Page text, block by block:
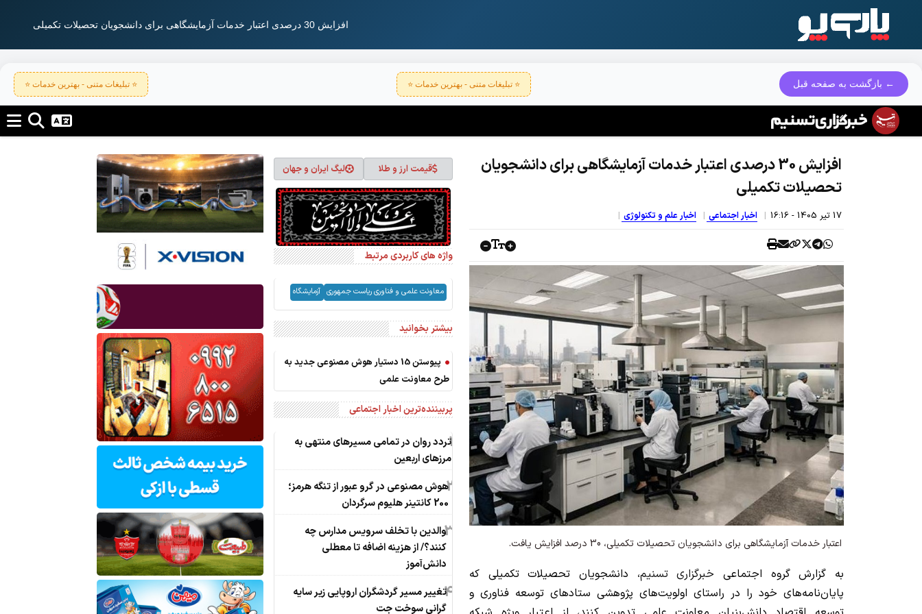
افزایش 30 درصدی اعتبار خدمات آزمایشگاهی برای دانشجویان تحصیلات تکمیلی
← بازگشت به صفحه قبل ⭐ تبلیغات متنی - بهترین خدمات ⭐ ⭐ تبلیغات متنی - بهترین خدمات ⭐